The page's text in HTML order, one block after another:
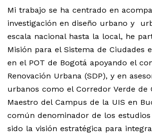
Mi trabajo se ha centrado en
investigación en diseño urbano y
escala nacional hasta la local, he
Misión para el Sistema de Ciudades
en el POT de Bogotá apoyando el
Renovación Urbana (SDP), y en
urbanos como el Corredor Verde de
Maestro del Campus de la UIS en
común denominador de los
sido la visión estratégica para